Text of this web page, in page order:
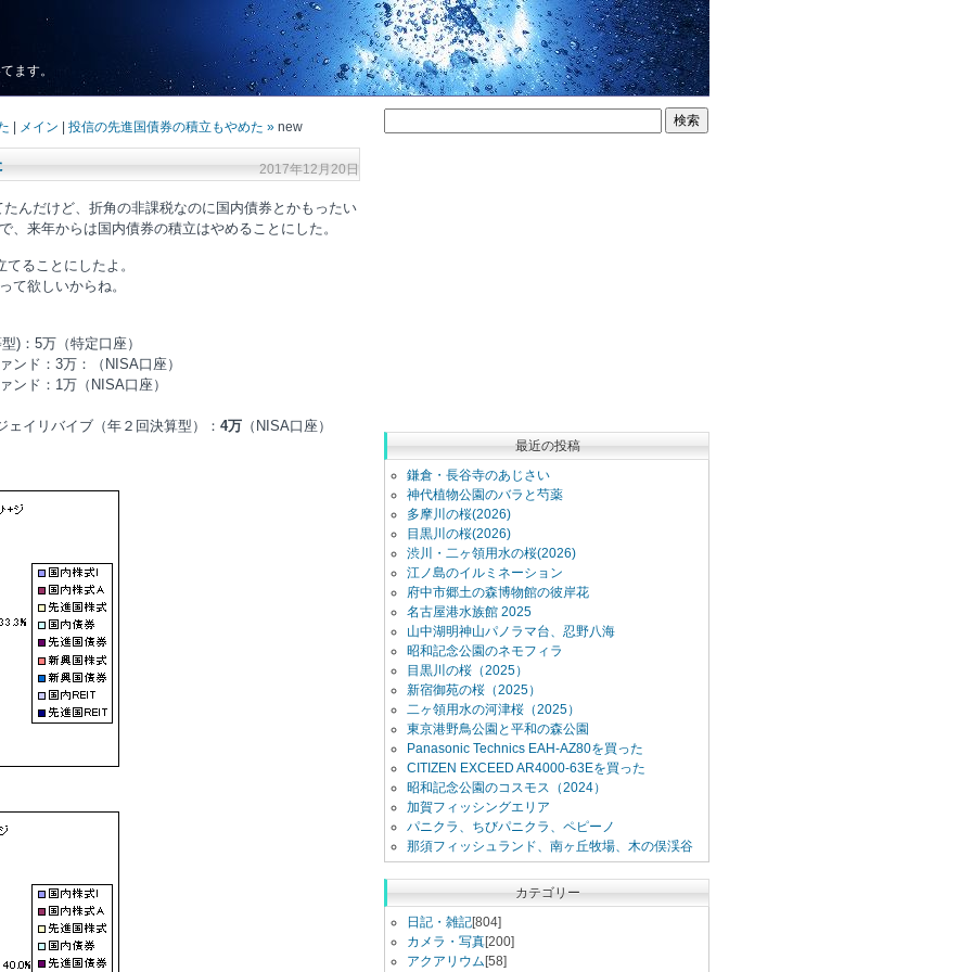
ます。
メイン 投信の先進国債券の積立もやめた » new
2017年12月20日
んだけど、折角の非課税なのに国内債券とかもったい
、来年からは国内債券の積立はやめることにした。
ることにしたよ。
て欲しいからね。
)：5万（特定口座）
ンド：3万：（NISA口座）
ンド：1万（NISA口座）
イリバイブ（年２回決算型）： 4万 （NISA口座）
最近の投稿
鎌倉・長谷寺のあじさい
神代植物公園のバラと芍薬
多摩川の桜(2026)
目黒川の桜(2026)
渋川・二ヶ領用水の桜(2026)
江ノ島のイルミネーション
府中市郷土の森博物館の彼岸花
名古屋港水族館 2025
山中湖明神山パノラマ台、忍野八海
昭和記念公園のネモフィラ
目黒川の桜（2025）
新宿御苑の桜（2025）
二ヶ領用水の河津桜（2025）
東京港野鳥公園と平和の森公園
Panasonic Technics EAH-AZ80を買った
CITIZEN EXCEED AR4000-63Eを買った
昭和記念公園のコスモス（2024）
加賀フィッシングエリア
パニクラ、ちびパニクラ、ペピーノ
那須フィッシュランド、南ヶ丘牧場、木の俣渓谷
カテゴリー
日記・雑記[804]
カメラ・写真[200]
アクアリウム [58]